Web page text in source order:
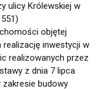
ulicy Królewskiej w
objętej
inwestycji w
realizowanych przez
z dnia 7 lipca
zakresie budowy